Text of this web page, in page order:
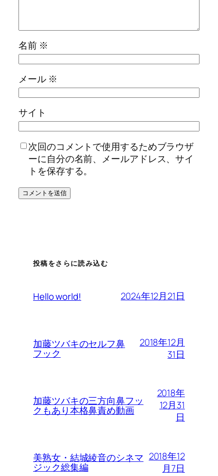
名前 ※
メール ※
サイト
次回のコメントで使用するためブラウザ
ーに自分の名前、メールアドレス、サイ
トを保存する。
投稿をさらに読み込む
Hello world! 2024年12月21日
加藤ツバキのセルフ鼻
フック
2018年12月
31日
加藤ツバキの三方向鼻フッ
クもあり本格鼻責め動画
2018年
12月31
日
美熟女・結城綾音のシネマ
ジック総集編
2018年12
月7日